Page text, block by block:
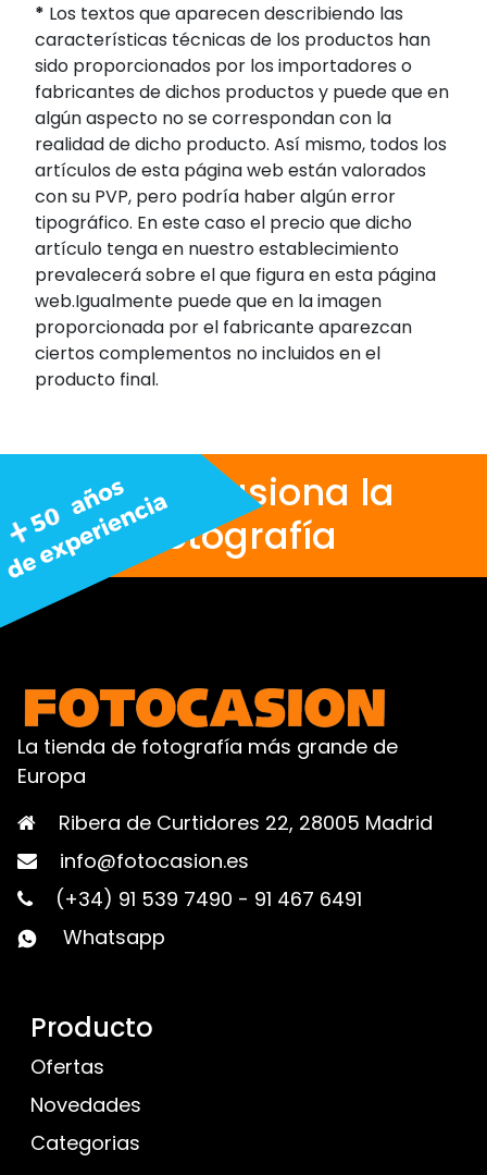
* Los textos que aparecen describiendo las
características técnicas de los productos han
sido proporcionados por los importadores o
fabricantes de dichos productos y puede que en
algún aspecto no se correspondan con la
realidad de dicho producto. Así mismo, todos los
artículos de esta página web están valorados
con su PVP, pero podría haber algún error
tipográfico. En este caso el precio que dicho
artículo tenga en nuestro establecimiento
prevalecerá sobre el que figura en esta página
web.Igualmente puede que en la imagen
proporcionada por el fabricante aparezcan
ciertos complementos no incluidos en el
producto final.
Nos apasiona la
fotografía
La tienda de fotografía más grande de
Europa
Ribera de Curtidores 22, 28005 Madrid
info@fotocasion.es
(+34) 91 539 7490 - 91 467 6491
Whatsapp
Producto
Ofertas
Novedades
Categorias